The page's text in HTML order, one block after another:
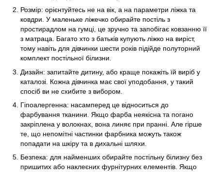
Розмір: орієнтуйтесь не на вік, а на параметри ліжка та
ковдри. У маленьке ліжечко обирайте постіль з
простирадлом на гумці, це зручно та запобігає ковзанню її
з матраца. Багато хто з батьків купують ліжко на виріст,
тому навіть для дівчинки шести років підійде полуторний
комплект постільної білизни.
Дизайн: запитайте дитину, або краще покажіть їй виріб у
каталозі. Кожна дівчинка має свої уподобання, у такий
спосіб ви не схибите з вибором.
Гіпоалергенна: насамперед це відноситься до
фарбування тканини. Якщо фарба неякісна та погано
закріплена у волокнах, вона линяє при пранні. Але гірше
те, що непомітні частинки фарбника можуть також
попадати на шкіру та в дихальні шляхи.
Безпека: для найменших обирайте постільну білизну без
пришитих або наклеєних фурнітурних елементів. Якщо